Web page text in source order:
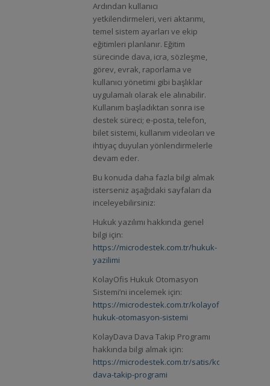
Ardından kullanıcı
yetkilendirmeleri, veri aktarımı,
temel sistem ayarları ve ekip
eğitimleri planlanır. Eğitim
sürecinde dava, icra, sözleşme,
görev, evrak, raporlama ve
kullanıcı yönetimi gibi başlıklar
uygulamalı olarak ele alınabilir.
Kullanım başladıktan sonra ise
destek süreci; e-posta, telefon,
bilet sistemi, kullanım videoları ve
ihtiyaç duyulan yönlendirmelerle
devam eder.
Bu konuda daha fazla bilgi almak
isterseniz aşağıdaki sayfaları da
inceleyebilirsiniz:
Hukuk yazılımı hakkında genel
bilgi için:
https://microdestek.com.tr/hukuk-
yazilimi
KolayOfis Hukuk Otomasyon
Sistemi’ni incelemek için:
https://microdestek.com.tr/kolayofis-
hukuk-otomasyon-sistemi
KolayDava Dava Takip Programı
hakkında bilgi almak için:
https://microdestek.com.tr/satis/kolaydava-
dava-takip-programi